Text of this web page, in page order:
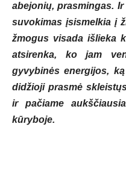
abejonių, prasmingas.
suvokimas įsismelkia į
žmogus visada išlieka
atsirenka, ko jam
gyvybinės energijos,
didžioji prasmė
ir pačiame
kūryboje.